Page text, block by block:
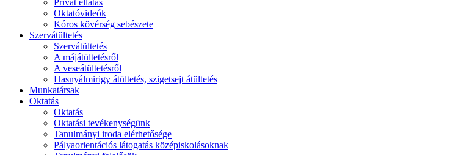
Privát ellátás
Oktatóvideók
Kóros kövérség sebészete
Szervátültetés
Szervátültetés
A májátültetésről
A veseátültetésről
Hasnyálmirigy átültetés, szigetsejt átültetés
Munkatársak
Oktatás
Oktatás
Oktatási tevékenységünk
Tanulmányi iroda elérhetősége
Pályaorientációs látogatás középiskolásoknak